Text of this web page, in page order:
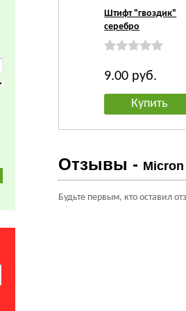
Штифт "гвоздик"
серебро
9.00 руб.
Купить
Отзывы -
Будьте первым, кто оставил